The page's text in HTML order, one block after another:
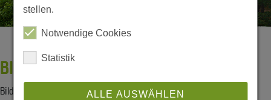
BILDERGALERIE BODETAL
Bilder folgen in Kürze.
stellen.
Notwendige Cookies
Statistik
ALLE AUSWÄHLEN